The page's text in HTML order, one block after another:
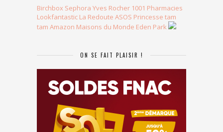
Birchbox Sephora Yves Rocher 1001 Pharmacies
Lookfantastic La Redoute ASOS Princesse tam
tam Amazon Maisons du Monde Eden Park
ON SE FAIT PLAISIR !